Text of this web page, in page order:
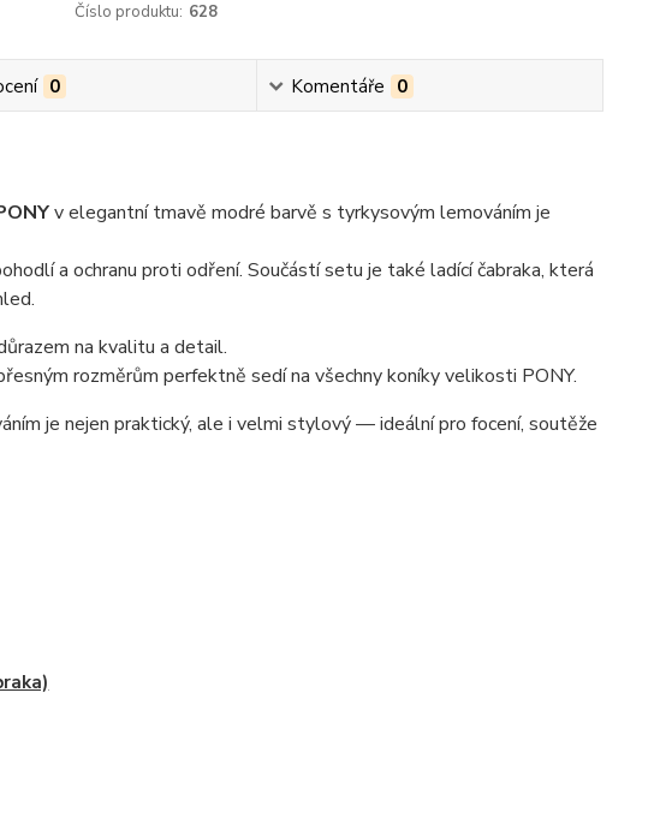
Číslo produktu: 628
0 Komentáře 0
v elegantní tmavě modré barvě s tyrkysovým lemováním je
a ochranu proti odření. Součástí setu je také ladící čabraka, která
na kvalitu a detail.
rozměrům perfektně sedí na všechny koníky velikosti PONY.
je nejen praktický, ale i velmi stylový — ideální pro focení, soutěže